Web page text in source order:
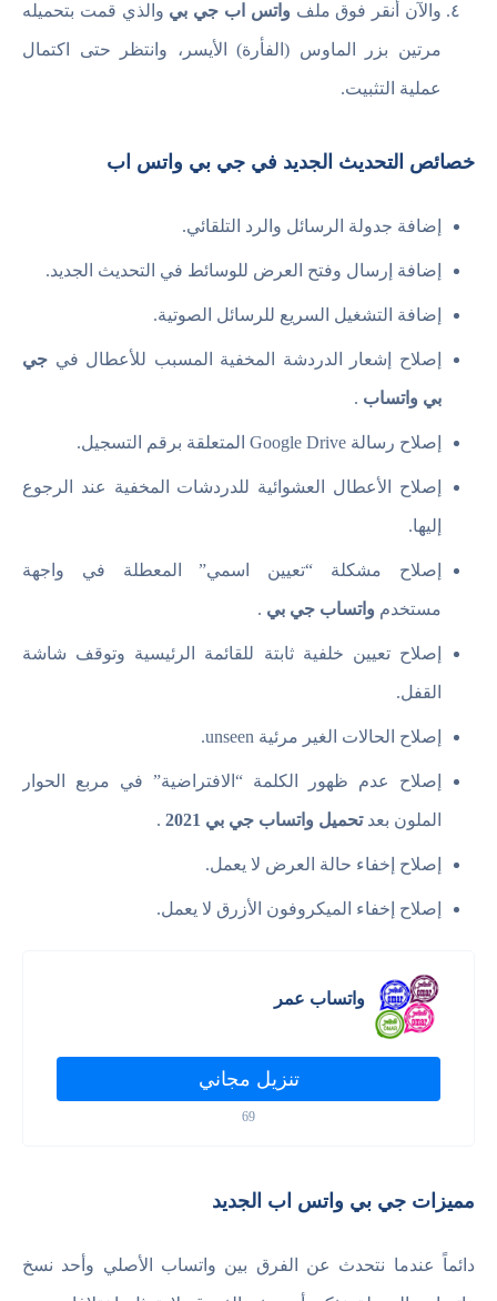
والآن أنقر فوق ملف واتس اب جي بي والذي قمت بتحميله
مرتين بزر الماوس (الفأرة) الأيسر، وانتظر حتى اكتمال
عملية التثبيت.
خصائص التحديث الجديد في جي بي واتس اب
إضافة جدولة الرسائل والرد التلقائي.
إضافة إرسال وفتح العرض للوسائط في التحديث الجديد.
إضافة التشغيل السريع للرسائل الصوتية.
إصلاح إشعار الدردشة المخفية المسبب للأعطال في جي
بي واتساب .
إصلاح رسالة Google Drive المتعلقة برقم التسجيل.
إصلاح الأعطال العشوائية للدردشات المخفية عند الرجوع
إليها.
إصلاح مشكلة “تعيين اسمي” المعطلة في واجهة
مستخدم واتساب جي بي .
إصلاح تعيين خلفية ثابتة للقائمة الرئيسية وتوقف شاشة
القفل.
إصلاح الحالات الغير مرئية unseen.
إصلاح عدم ظهور الكلمة “الافتراضية” في مربع الحوار
الملون بعدتحميل واتساب جي بي 2021 .
إصلاح إخفاء حالة العرض لا يعمل.
إصلاح إخفاء الميكروفون الأزرق لا يعمل.
واتساب عمر
تنزيل مجاني
69
مميزات جي بي واتس اب الجديد
دائماً عندما نتحدث عن الفرق بين واتساب الأصلي وأحد نسخ